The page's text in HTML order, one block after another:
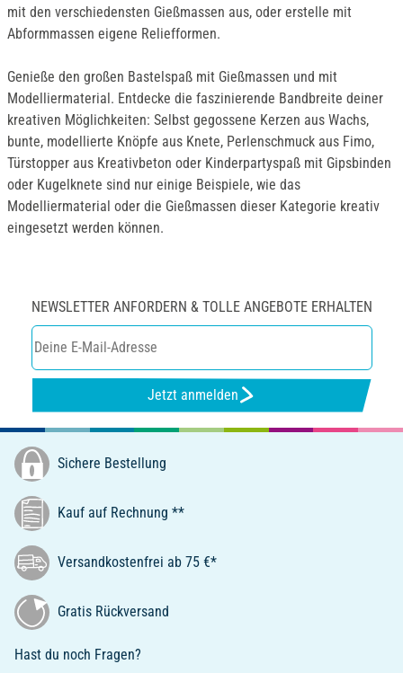
mit den verschiedensten Gießmassen aus, oder erstelle mit
Abformmassen eigene Reliefformen.
Genieße den großen Bastelspaß mit Gießmassen und mit
Modelliermaterial. Entdecke die faszinierende Bandbreite deiner
kreativen Möglichkeiten: Selbst gegossene Kerzen aus Wachs,
bunte, modellierte Knöpfe aus Knete, Perlenschmuck aus Fimo,
Türstopper aus Kreativbeton oder Kinderpartyspaß mit Gipsbinden
oder Kugelknete sind nur einige Beispiele, wie das
Modelliermaterial oder die Gießmassen dieser Kategorie kreativ
eingesetzt werden können.
NEWSLETTER ANFORDERN & TOLLE ANGEBOTE ERHALTEN
Jetzt anmelden
Sichere Bestellung
Kauf auf Rechnung **
Versandkostenfrei ab 75 €*
Gratis Rückversand
Hast du noch Fragen?